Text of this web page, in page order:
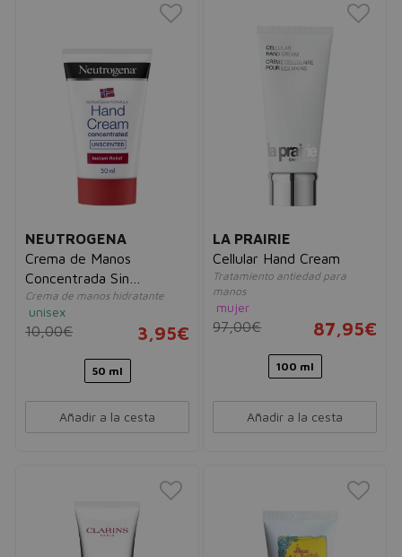
NEUTROGENA
Crema de Manos
Concentrada Sin
Perfume
Crema de manos hidratante
unisex
10,00€ 3,95€
50 ml
Añadir a la cesta
LA PRAIRIE
Cellular Hand Cream
Tratamiento antiedad para
manos
mujer
97,00€ 87,95€
100 ml
Añadir a la cesta